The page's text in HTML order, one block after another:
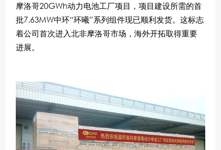
摩洛哥20GWh动力电池工厂项目，项目建设所需的首
批7.63MW中环“环曦”系列组件现已顺利发货。这标志
着公司首次进入北非摩洛哥市场，海外开拓取得重要
进展。